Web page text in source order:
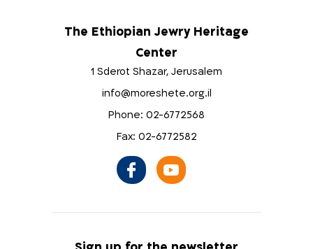
The Ethiopian Jewry Heritage
Center
1 Sderot Shazar, Jerusalem
info@moreshete.org.il
Phone: 02-6772568
Fax: 02-6772582